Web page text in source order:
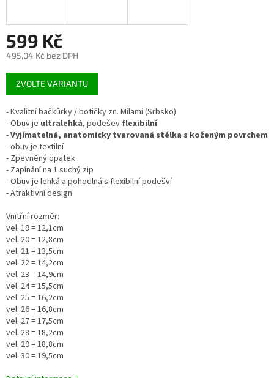
599 Kč
495,04 Kč bez DPH
Měrná
cena:
ZVOLTE VARIANTU
- Kvalitní bačkůrky / botičky zn. Milami (Srbsko)
- Obuv je ultralehká, podešev flexibilní
-Vyjímatelná, anatomicky tvarovaná stélka s koženým povrchem
- obuv je textilní
- Zpevněný opatek
- Zapínání na 1 suchý zip
- Obuv je lehká a pohodlná s flexibilní podešví
- Atraktivní design
Vnitřní rozměr:
vel. 19 = 12,1cm
vel. 20 = 12,8cm
vel. 21 = 13,5cm
vel. 22 = 14,2cm
vel. 23 = 14,9cm
vel. 24 = 15,5cm
vel. 25 = 16,2cm
vel. 26 = 16,8cm
vel. 27 = 17,5cm
vel. 28 = 18,2cm
vel. 29 = 18,8cm
vel. 30 = 19,5cm